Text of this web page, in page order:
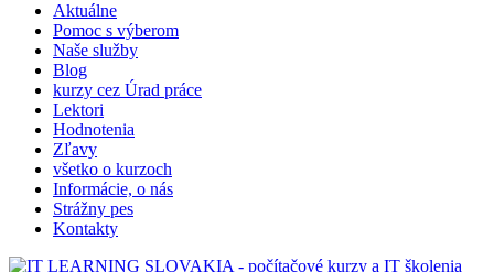
Aktuálne
Pomoc s výberom
Naše služby
Blog
kurzy cez Úrad práce
Lektori
Hodnotenia
Zľavy
všetko o kurzoch
Informácie, o nás
Strážny pes
Kontakty